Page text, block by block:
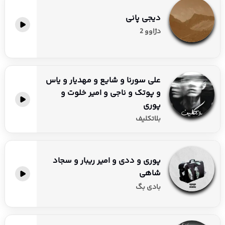
دیجی پانی
دژاوو 2
علی سورنا و شایع و مهدیار و یاس
و پوتک و ناجی و امیر خلوت و
پوری
بلاتکلیف
پوری و ددی و امیر ریبار و سجاد
شاهی
بادی بگ